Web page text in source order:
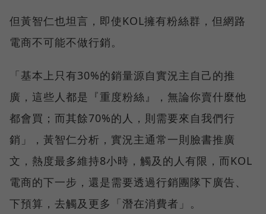
但黃智仁也坦言，即使KOL擁有粉絲群，但網路
電商不可能不做行銷。
「基本上只有30%的銷量源自實況主自己的推
廣，這些人都是『重度粉絲』，無論你賣什麼他
都會買；而其餘70%的人，則需要來自我們行
銷」，黃智仁分析，實況主通常一則臉書推廣
文，熱度最多維持8小時，觸及的人有限，而KOL
電商的下一步，還是需要透過行銷團隊下廣告、
下預算，去觸及更多「潛在消費者」。